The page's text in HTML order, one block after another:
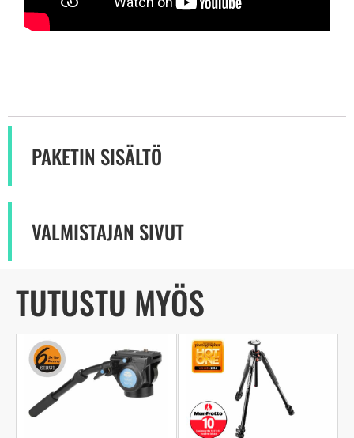
PAKETIN SISÄLTÖ
VALMISTAJAN SIVUT
TUTUSTU MYÖS